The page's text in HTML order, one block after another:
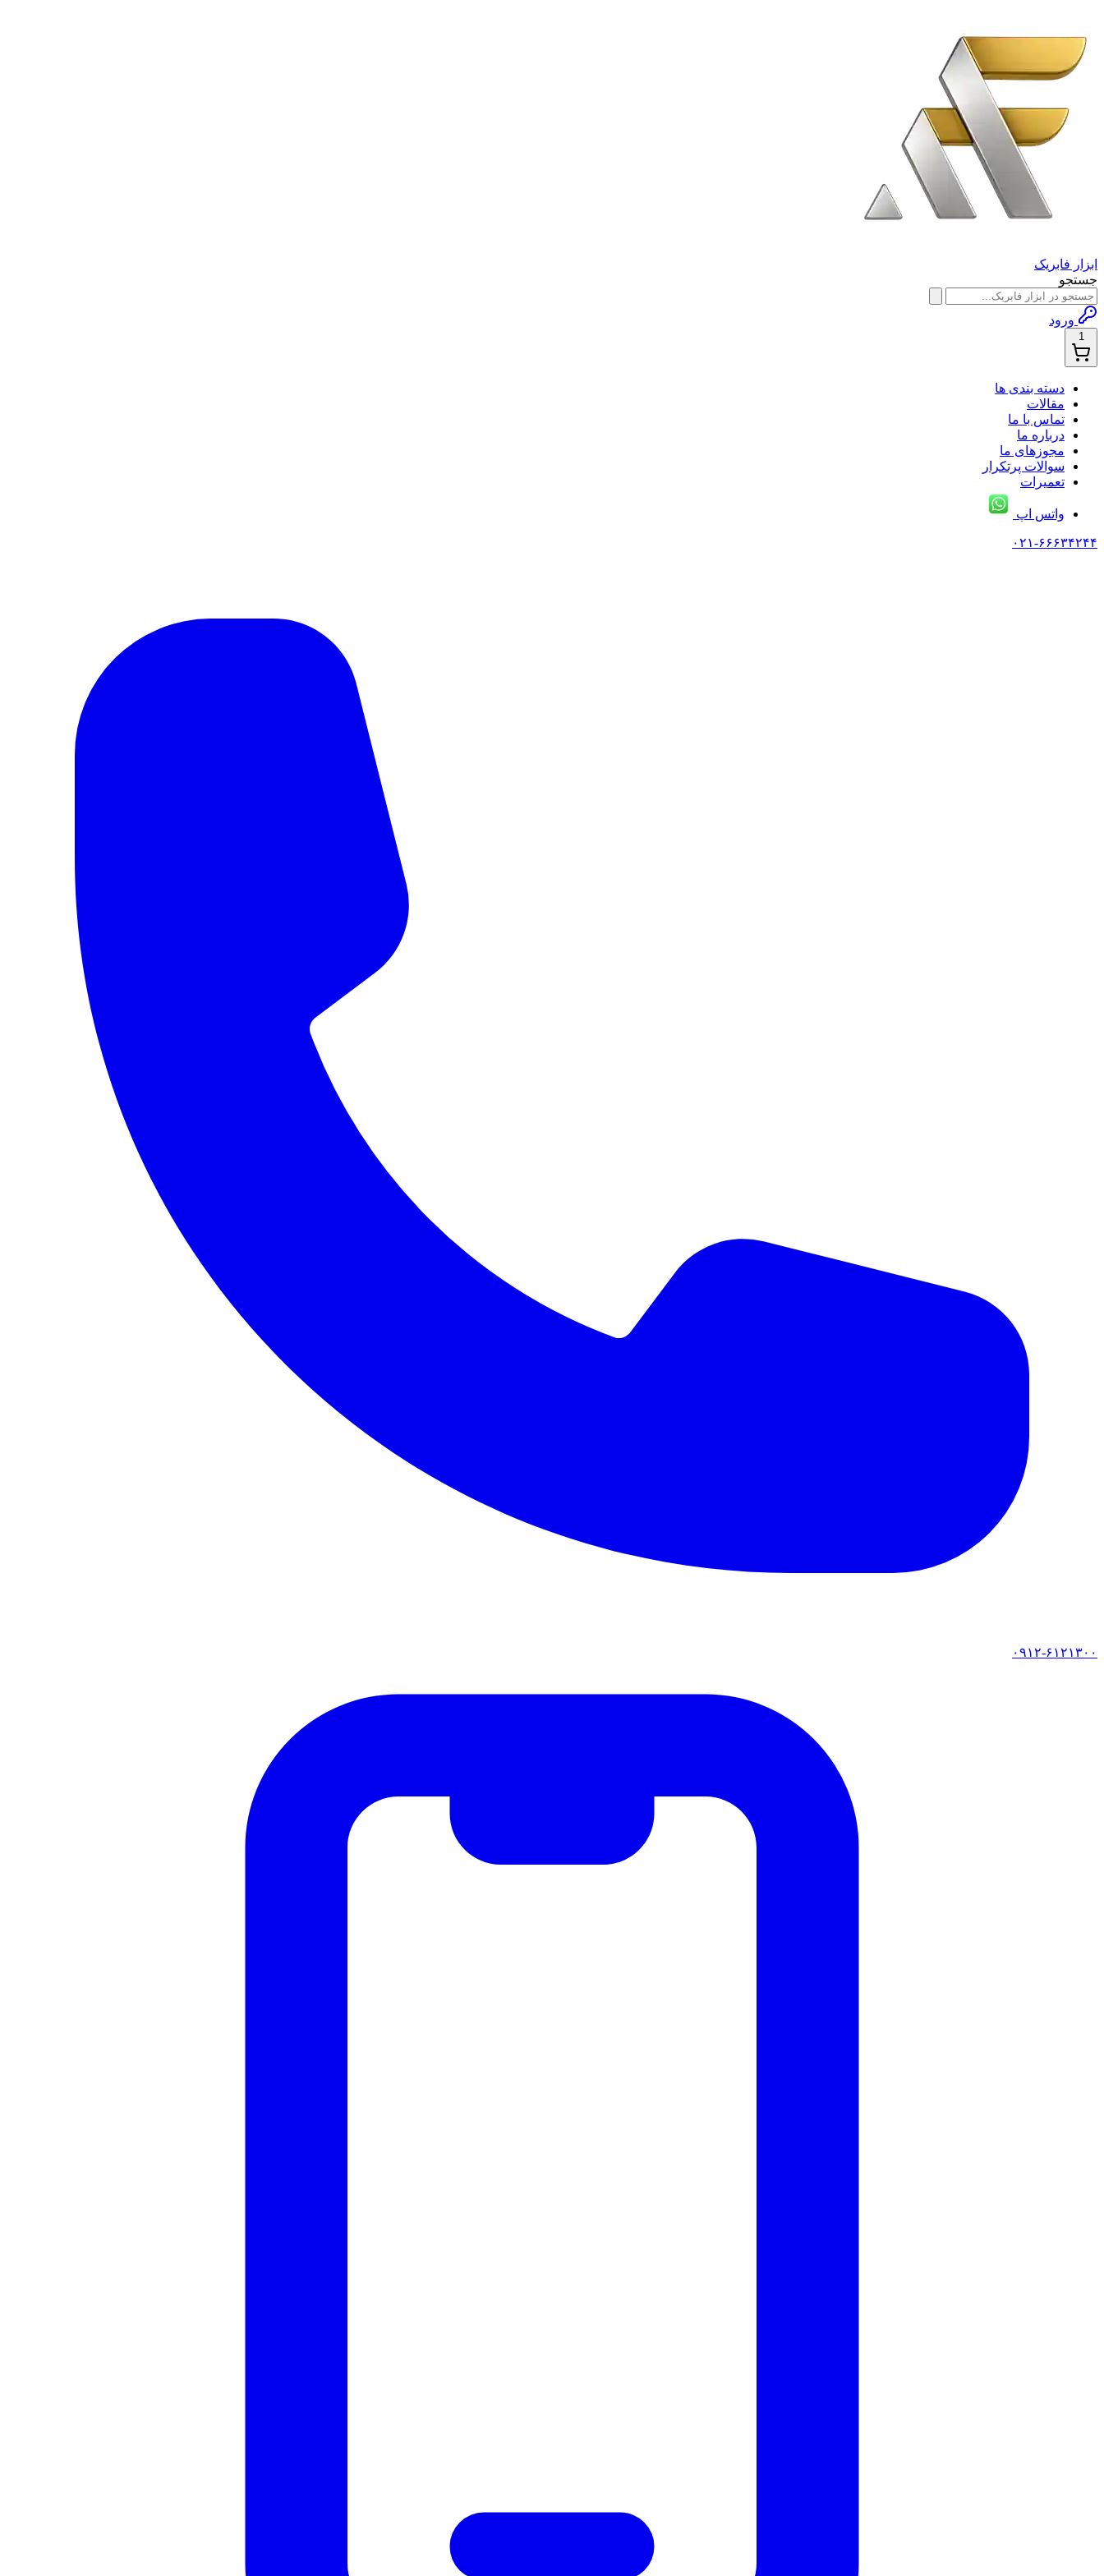
ابزار فابریک
جستجو
ورود
1
دسته بندی ها
مقالات
تماس با ما
درباره ما
مجوزهای ما
سوالات پرتکرار
تعمیرات
واتس اپ
۰۲۱-۶۶۶۳۴۲۴۴
۰۹۱۲-۶۱۲۱۳۰۰